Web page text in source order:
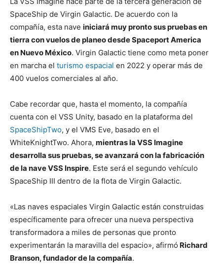
SpaceShip de Virgin Galactic. De acuerdo con la
compañía, esta nave iniciará muy pronto sus pruebas en
tierra con vuelos de planeo desde Spaceport America
en Nuevo México. Virgin Galactic tiene como meta poner
en marcha el turismo espacial en 2022 y operar más de
400 vuelos comerciales al año.
Cabe recordar que, hasta el momento, la compañía
cuenta con el VSS Unity, basado en la plataforma del
SpaceShipTwo, y el VMS Eve, basado en el
WhiteKnightTwo. Ahora, mientras la VSS Imagine
desarrolla sus pruebas, se avanzará con la fabricación
de la nave VSS Inspire. Este será el segundo vehículo
SpaceShip III dentro de la flota de Virgin Galactic.
«Las naves espaciales Virgin Galactic están construidas
específicamente para ofrecer una nueva perspectiva
transformadora a miles de personas que pronto
experimentarán la maravilla del espacio», afirmó Richard
Branson, fundador de la compañía.